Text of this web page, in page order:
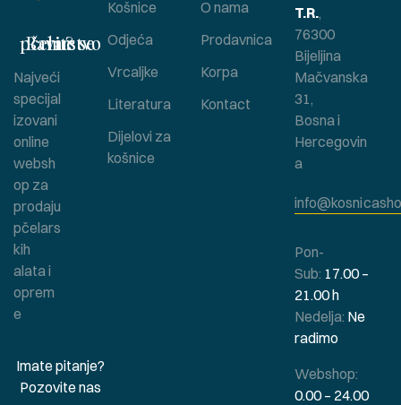
Košnice
Odjeća
Vrcaljke
Literatura
Dijelovi za
košnice
O nama
Prodavnica
Korpa
Kontact
Bavite se pčelarstvom ?
Najveći
specijal
izovani
online
websh
op za
prodaju
pčelars
kih
alata i
oprem
e
Imate pitanje?
Pozovite nas
T.R.,
76300
Bijeljina
Mačvanska
31,
Bosna i
Hercegovin
a
Pon-
Sub: 17.00 –
21.00 h
Nedelja: Ne
radimo
Webshop:
0.00 – 24.00